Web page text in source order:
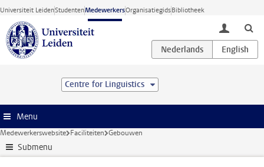
Ga direct naar de inhoud
Universiteit LeidenStudentenMedewerkersOrganisatiegidsBibliotheek
toggle
Centre for Linguistics
Menu
Medewerkerswebsite Faciliteiten Gebouwen
Submenu